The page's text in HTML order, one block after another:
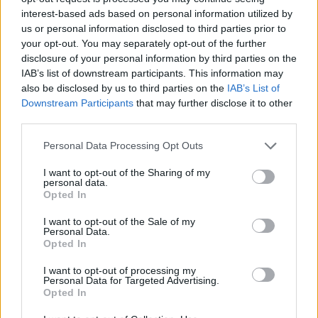
interest-based ads based on personal information utilized by
us or personal information disclosed to third parties prior to
your opt-out. You may separately opt-out of the further
disclosure of your personal information by third parties on the
IAB’s list of downstream participants. This information may
also be disclosed by us to third parties on the IAB’s List of
Downstream Participants that may further disclose it to other
Personal Data Processing Opt Outs
I want to opt-out of the Sharing of my
personal data.
Opted In
I want to opt-out of the Sale of my
Personal Data.
Opted In
I want to opt-out of processing my
Personal Data for Targeted Advertising.
Opted In
PSV-shirts zorgen voor hilariteit tijdens
Rotterdams Zomercarnaval: 'Dat kan hier niet'
Zorgen nemen toe bij PSV: Bosz snoeihard, fans
eisen defensieve versterkingen
Ooit de toekomst van PSV, nu op weg naar de
Van Bommel begint bij België met achterstand:
niet tactisch, maar taalkundig
Transferclausule Joey Veerman uitgelegd: voor
dit bedrag kan PSV'er vertrekken
Dit ziet de Belgische voetbalbond in Mark van
Bommel als nieuwe bondscoach